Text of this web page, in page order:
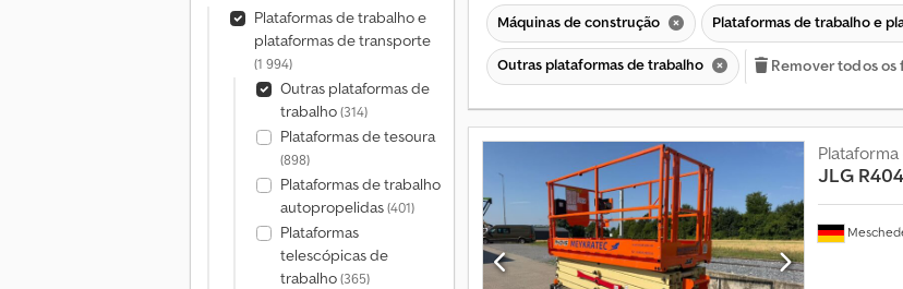
Plataformas de trabalho e
plataformas de transporte
(1 994)
Outras plataformas de
trabalho(314)
Plataformas de tesoura
(898)
Plataformas de trabalho
autopropelidas(401)
Plataformas
telescópicas de
trabalho(365)
Máquinas de construção Plataformas de trabalho e
Outras plataformas de trabalho Remover todos os
JLG
M
a